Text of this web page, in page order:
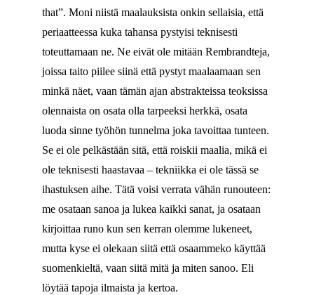
that”. Moni niistä maalauksista onkin sellaisia, että
periaatteessa kuka tahansa pystyisi teknisesti
toteuttamaan ne. Ne eivät ole mitään Rembrandteja,
joissa taito piilee siinä että pystyt maalaamaan sen
minkä näet, vaan tämän ajan abstrakteissa teoksissa
olennaista on osata olla tarpeeksi herkkä, osata
luoda sinne työhön tunnelma joka tavoittaa tunteen.
Se ei ole pelkästään sitä, että roiskii maalia, mikä ei
ole teknisesti haastavaa – tekniikka ei ole tässä se
ihastuksen aihe. Tätä voisi verrata vähän runouteen:
me osataan sanoa ja lukea kaikki sanat, ja osataan
kirjoittaa runo kun sen kerran olemme lukeneet,
mutta kyse ei olekaan siitä että osaammeko käyttää
suomenkieltä, vaan siitä mitä ja miten sanoo. Eli
löytää tapoja ilmaista ja kertoa.